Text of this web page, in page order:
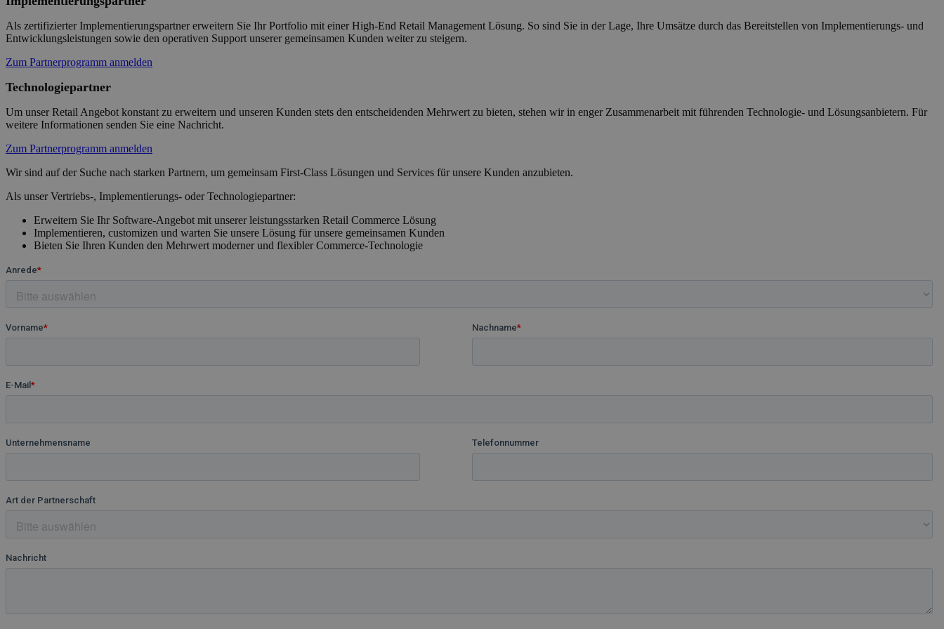
Als zertifizierter Implementierungspartner erweitern Sie Ihr Portfolio mit einer High-End Retail Management Lösung. So sind Sie in der Lage, Ihre Umsätze durch das Bereitstellen von Implementierungs- und
Entwicklungsleistungen sowie den operativen Support unserer gemeinsamen Kunden weiter zu steigern.
Zum Partnerprogramm anmelden
Technologiepartner
Um unser Retail Angebot konstant zu erweitern und unseren Kunden stets den entscheidenden Mehrwert zu bieten, stehen wir in enger Zusammenarbeit mit führenden Technologie- und Lösungsanbietern. Für
weitere Informationen senden Sie eine Nachricht.
Zum Partnerprogramm anmelden
Wir sind auf der Suche nach starken Partnern, um gemeinsam First-Class Lösungen und Services für unsere Kunden anzubieten.
Als unser Vertriebs-, Implementierungs- oder Technologiepartner:
Erweitern Sie Ihr Software-Angebot mit unserer leistungsstarken Retail Commerce Lösung
Implementieren, customizen und warten Sie unsere Lösung für unsere gemeinsamen Kunden
Bieten Sie Ihren Kunden den Mehrwert moderner und flexibler Commerce-Technologie